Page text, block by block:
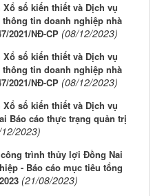
số kiến thiết và Dịch vụ
tin doanh nghiệp nhà
2021/NĐ-CP (08/12/2023)
số kiến thiết và Dịch vụ
tin doanh nghiệp nhà
2021/NĐ-CP (08/12/2023)
số kiến thiết và Dịch vụ
Báo cáo thực trạng quản trị
2023)
trình thủy lợi Đồng Nai
- Báo cáo mục tiêu tổng
(21/08/2023)